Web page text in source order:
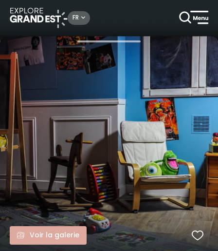
FR
Activités ludiques Escape game - Un monstre dans le placard
Voir la galerie